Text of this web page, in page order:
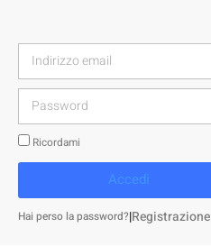
Ricordami
Accedi
Hai perso la password?|Registrazione